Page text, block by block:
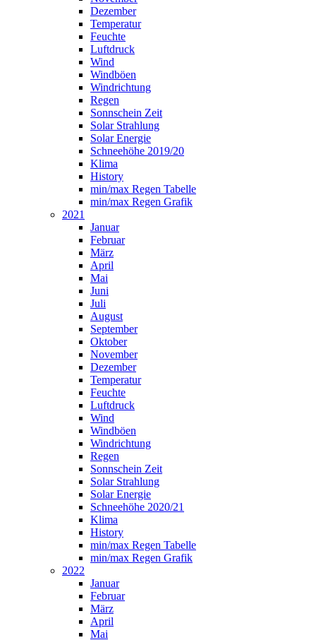
Dezember
Temperatur
Feuchte
Luftdruck
Wind
Windböen
Windrichtung
Regen
Sonnschein Zeit
Solar Strahlung
Solar Energie
Schneehöhe 2019/20
Klima
History
min/max Regen Tabelle
min/max Regen Grafik
2021
Januar
Februar
März
April
Mai
Juni
Juli
August
September
Oktober
November
Dezember
Temperatur
Feuchte
Luftdruck
Wind
Windböen
Windrichtung
Regen
Sonnschein Zeit
Solar Strahlung
Solar Energie
Schneehöhe 2020/21
Klima
History
min/max Regen Tabelle
min/max Regen Grafik
2022
Januar
Februar
März
April
Mai